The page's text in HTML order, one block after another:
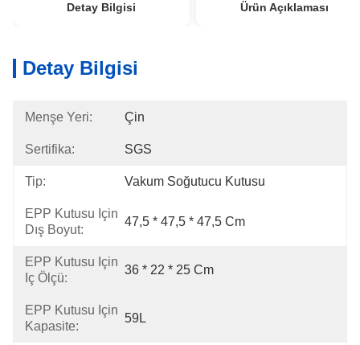
Detay Bilgisi Ürün Açıklaması
Detay Bilgisi
Menşe Yeri: Çin
Sertifika: SGS
Tip: Vakum Soğutucu Kutusu
EPP Kutusu Için
Dış Boyut:
47,5 * 47,5 * 47,5 Cm
EPP Kutusu Için
Iç Ölçü:
36 * 22 * ​​25 Cm
EPP Kutusu Için
Kapasite:
59L